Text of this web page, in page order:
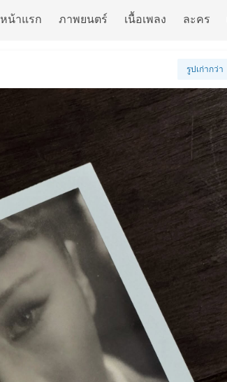
หน้าแรก ภาพยนตร์ เนื้อเพลง ละคร
รูปเก่ากว่า